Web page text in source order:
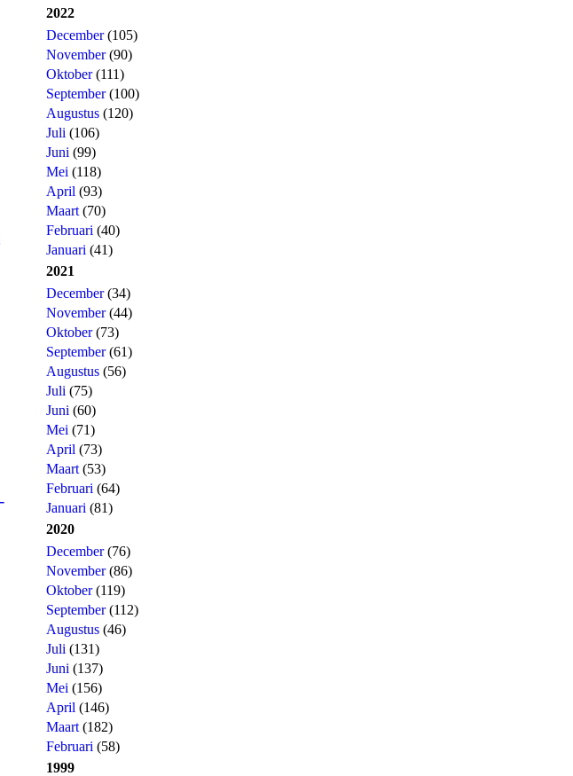
2022
December(105)
November(90)
Oktober(111)
September(100)
Augustus (120)
Juli (106)
Juni (99)
Mei (118)
April (93)
Maart (70)
Februari (40)
Januari (41)
2021
December(34)
November(44)
Oktober(73)
September(61)
Augustus (56)
Juli (75)
Juni (60)
Mei (71)
April (73)
Maart (53)
Februari (64)
Januari (81)
2020
December(76)
November(86)
Oktober(119)
September(112)
Augustus (46)
Juli (131)
Juni (137)
Mei (156)
April (146)
Maart (182)
Februari (58)
1999